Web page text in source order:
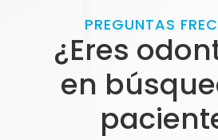
PREGUNTAS
¿Eres
en